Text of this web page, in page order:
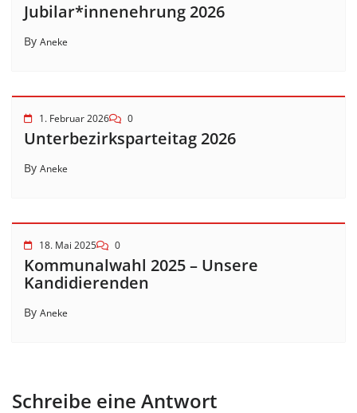
Jubilar*innenehrung 2026
By Aneke
1. Februar 2026 0
Unterbezirksparteitag 2026
By Aneke
18. Mai 2025 0
Kommunalwahl 2025 – Unsere
Kandidierenden
By Aneke
Schreibe eine Antwort